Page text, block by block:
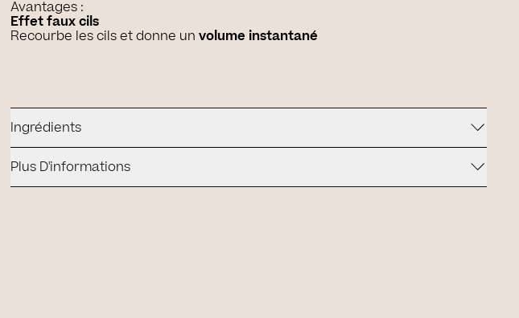
Avantages :
Effet faux cils
Recourbe les cils et donne un volume instantané
Ingrédients
Plus D'informations